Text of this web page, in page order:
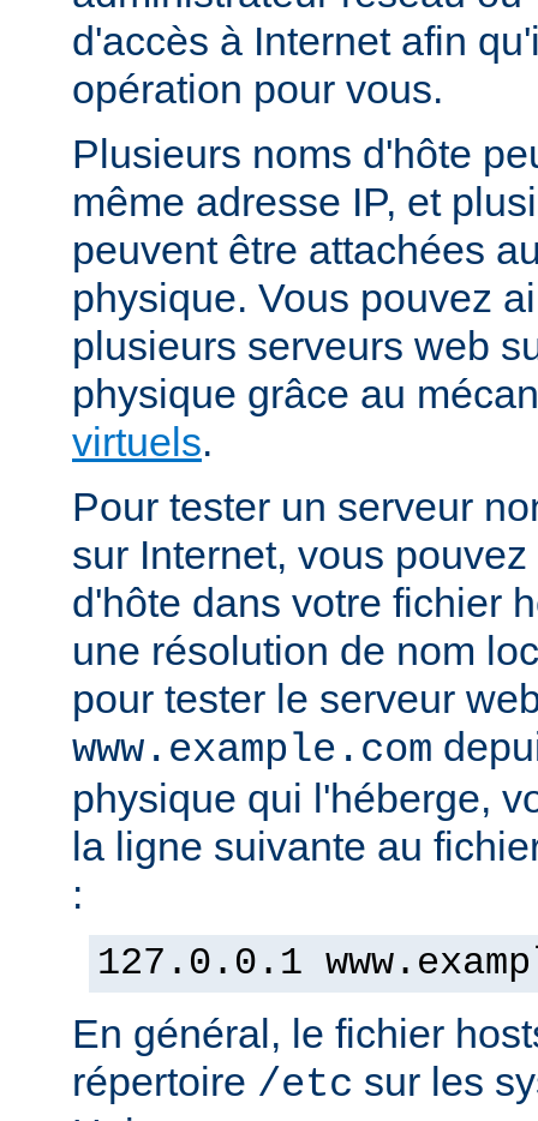
d'accès à Internet afin
opération pour vous.
Plusieurs noms d'hôte
même adresse IP, et
peuvent être attachées
physique. Vous pouvez
plusieurs serveurs web
physique grâce au
virtuels.
Pour tester un serveur
sur Internet, vous
d'hôte dans votre fichier
une résolution de nom
pour tester le serveur
www.example.com
physique qui l'héberge,
la ligne suivante au
:
127.0.0.1
En général, le fichier
répertoire /etc sur les